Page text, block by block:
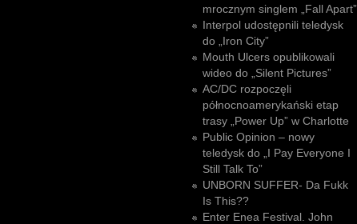
mrocznym singlem „Fall Apart”
Interpol udostępnili teledysk
do „Iron City”
Mouth Ulcers opublikowali
wideo do „Silent Pictures”
AC/DC rozpoczęli
północnoamerykański etap
trasy „Power Up” w Charlotte
Public Opinion – nowy
teledysk do „I Pay Everyone I
Still Talk To”
UNBORN SUFFER- Da Fukk
Is This??
Enter Enea Festival. John